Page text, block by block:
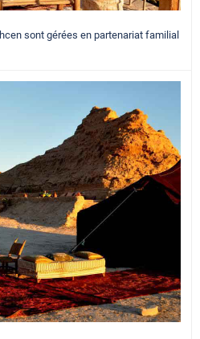
sont gérées en partenariat familial